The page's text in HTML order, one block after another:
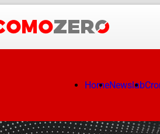
HomeNewslab